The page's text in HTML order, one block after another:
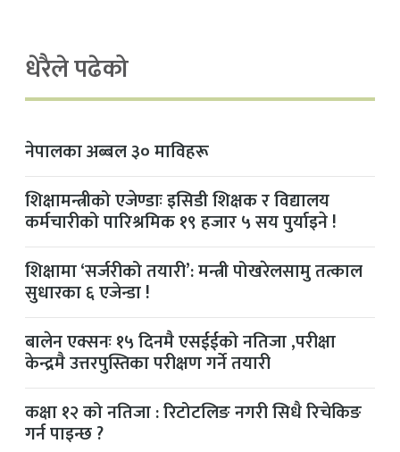
धेरैले पढेको
नेपालका अब्बल ३० माविहरू
शिक्षामन्त्रीको एजेण्डाः इसिडी शिक्षक र विद्यालय
कर्मचारीको पारिश्रमिक १९ हजार ५ सय पुर्याइने !
शिक्षामा ‘सर्जरीको तयारी’: मन्त्री पोखरेलसामु तत्काल
सुधारका ६ एजेन्डा !
बालेन एक्सनः १५ दिनमै एसईईको नतिजा ,परीक्षा
केन्द्रमै उत्तरपुस्तिका परीक्षण गर्ने तयारी
कक्षा १२ को नतिजा : रिटोटलिङ नगरी सिधै रिचेकिङ
गर्न पाइन्छ ?